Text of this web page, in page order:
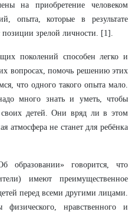
на приобретение человеком
опыта, которые в результате
позиции зрелой личности. [1].
поколений способен легко и
вопросах, помочь решению этих
что одного такого опыта мало.
много знать и уметь, чтобы
детей. Они вряд ли в этом
атмосфера не станет для ребёнка
говорится, что
имеют преимущественное
перед всеми другими лицами.
нравственного и